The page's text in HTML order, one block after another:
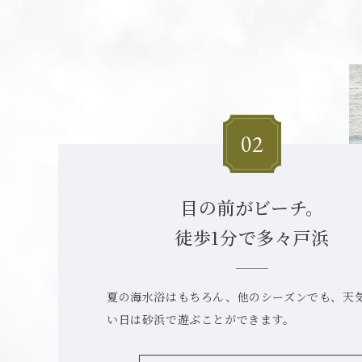
⽬の前がビーチ。
徒歩1分で多々⼾浜
夏の海⽔浴はもちろん、他のシーズンでも、天
い⽇は砂浜で遊ぶことができます。